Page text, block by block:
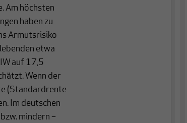
Am höchsten
haben zu
Armutsrisiko
etwa
auf 17,5
Wenn der
(Standardrente
Im deutschen
mindern –